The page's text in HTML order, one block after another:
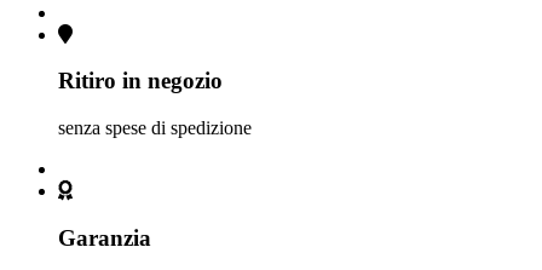
Ritiro in negozio
senza spese di spedizione
Garanzia